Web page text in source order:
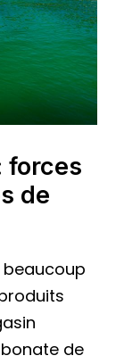
forces
de
beaucoup
de